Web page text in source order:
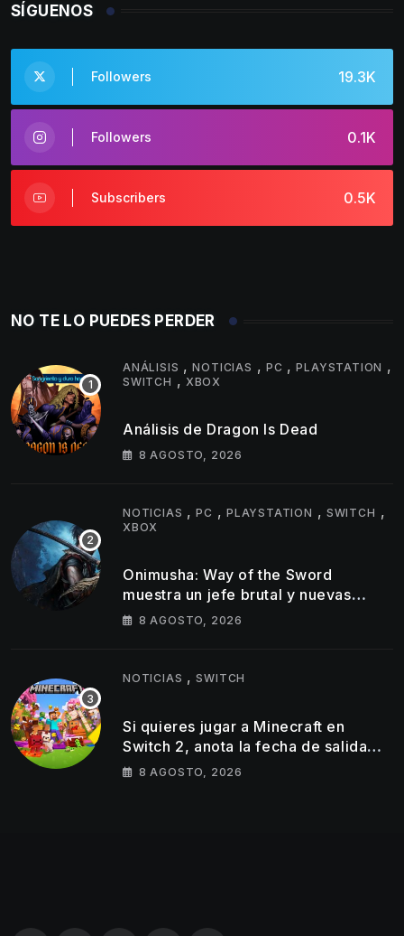
SÍGUENOS
19.3K
Followers
0.1K
Followers
0.5K
Subscribers
NO TE LO PUEDES PERDER
ANÁLISIS ,NOTICIAS , PC ,PLAYSTATION ,
SWITCH , XBOX
Análisis de Dragon Is Dead
8 AGOSTO, 2026
NOTICIAS ,PC ,PLAYSTATION , SWITCH ,
XBOX
Onimusha: Way of the Sword
muestra un jefe brutal y nuevas
armas Oni en su último tráiler
8 AGOSTO, 2026
NOTICIAS ,SWITCH
Si quieres jugar a Minecraft en
Switch 2, anota la fecha de salida
del éxito de Mojang en la híbrida de
8 AGOSTO, 2026